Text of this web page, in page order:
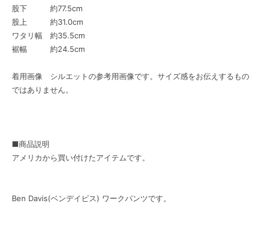
股下 約77.5cm
股上 約31.0cm
ワタリ幅 約35.5cm
裾幅 約24.5cm
着用画像 シルエットの参考用画像です。サイズ感をお伝えするもの
ではありません。
■商品説明
アメリカから買い付けたアイテムです。
Ben Davis(ベンデイビス) ワークパンツです。